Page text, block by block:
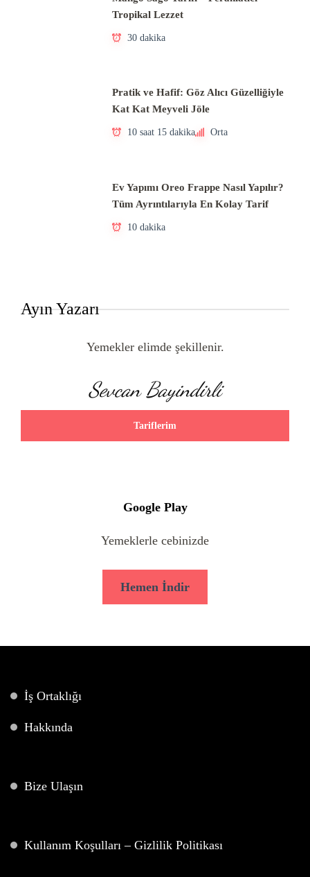
Tropikal Lezzet
30 dakika
Pratik ve Hafif: Göz Alıcı Güzelliğiyle
Kat Kat Meyveli Jöle
10 saat 15 dakika Orta
Ev Yapımı Oreo Frappe Nasıl Yapılır?
Tüm Ayrıntılarıyla En Kolay Tarif
10 dakika
Ayın Yazarı
Yemekler elimde şekillenir.
Sevcan Bayindirli
Tariflerim
Google Play
Yemeklerle cebinizde
Hemen İndir
İş Ortaklığı
Hakkında
Bize Ulaşın
Kullanım Koşulları – Gizlilik Politikası